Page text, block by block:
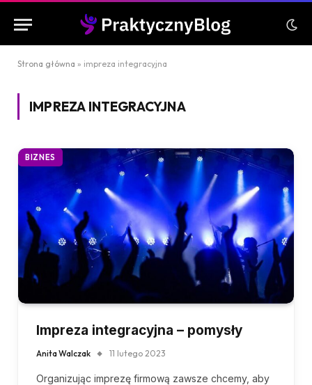
Strona główna » impreza integracyjna
IMPREZA INTEGRACYJNA
BIZNES
Impreza integracyjna – pomysły
Anita Walczak 11 lutego 2023
Organizując imprezę firmową zawsze chcemy, aby